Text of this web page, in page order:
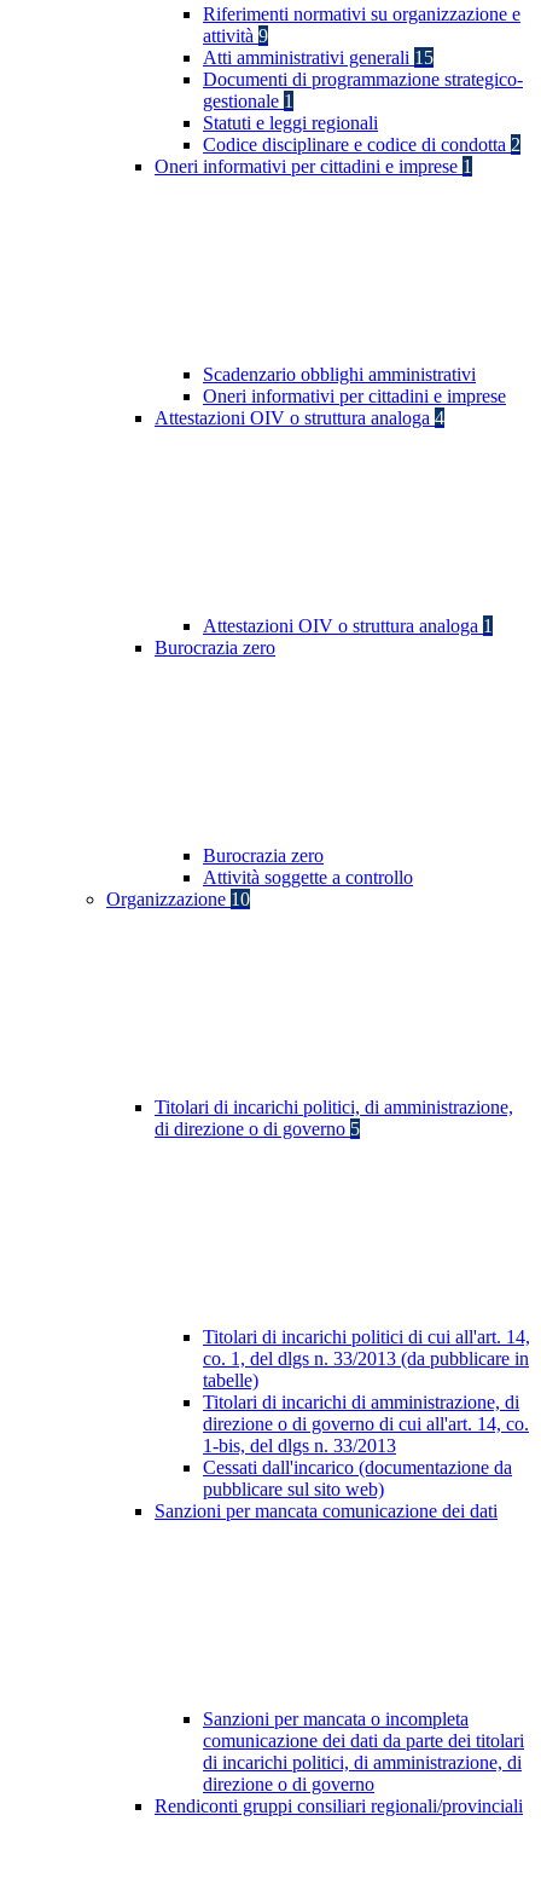
Riferimenti normativi su organizzazione e
attività 9
Atti amministrativi generali 15
Documenti di programmazione strategico-
gestionale 1
Statuti e leggi regionali
Codice disciplinare e codice di condotta 2
Oneri informativi per cittadini e imprese 1
Scadenzario obblighi amministrativi
Oneri informativi per cittadini e imprese
Attestazioni OIV o struttura analoga 4
Attestazioni OIV o struttura analoga 1
Burocrazia zero
Burocrazia zero
Attività soggette a controllo
Organizzazione 10
Titolari di incarichi politici, di amministrazione,
di direzione o di governo 5
Titolari di incarichi politici di cui all'art. 14,
co. 1, del dlgs n. 33/2013 (da pubblicare in
tabelle)
Titolari di incarichi di amministrazione, di
direzione o di governo di cui all'art. 14, co.
1-bis, del dlgs n. 33/2013
Cessati dall'incarico (documentazione da
pubblicare sul sito web)
Sanzioni per mancata comunicazione dei dati
Sanzioni per mancata o incompleta
comunicazione dei dati da parte dei titolari
di incarichi politici, di amministrazione, di
direzione o di governo
Rendiconti gruppi consiliari regionali/provinciali